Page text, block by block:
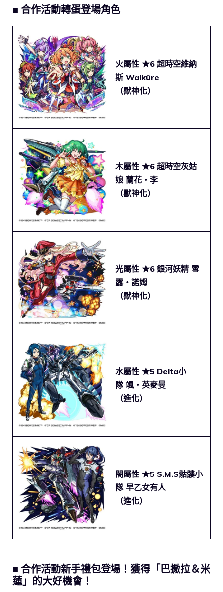
■ 合作活動轉蛋登場角色
火屬性 ★6 超時空維納
斯 Walküre
（獸神化）
木屬性 ★6 超時空灰姑
娘 蘭花・李
（獸神化）
光屬性 ★6 銀河妖精 雪
露・諾姆
（獸神化）
水屬性 ★5 Delta小
隊 颯・英麥曼
（進化）
闇屬性 ★5 S.M.S骷髏小
隊 早乙女有人
（進化）
■ 合作活動新手禮包登場！獲得「巴撒拉＆米
蓮」的大好機會！